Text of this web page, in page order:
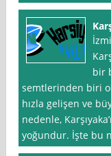
bir
semtlerinden biri
hızla gelişen ve
nedenle,
yoğundur. İşte bu